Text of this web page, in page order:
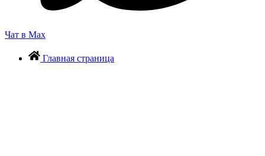
Чат в Max
Главная страница